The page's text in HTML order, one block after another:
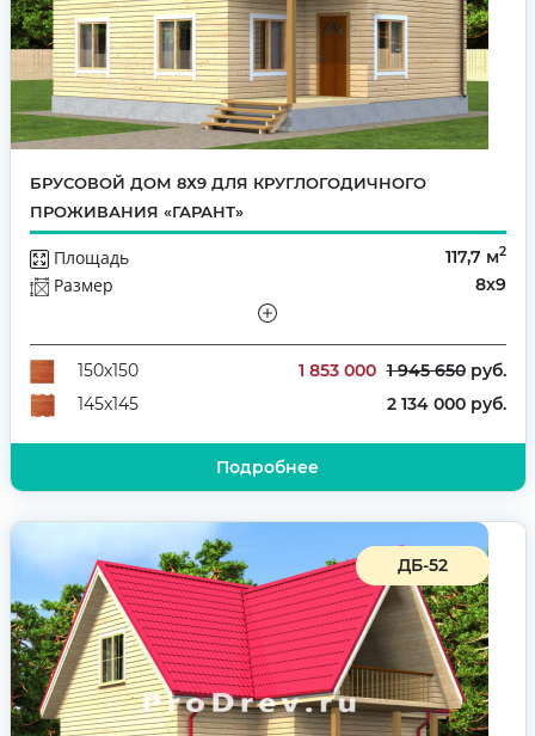
БРУСОВОЙ ДОМ 8Х9 ДЛЯ КРУГЛОГОДИЧНОГО
ПРОЖИВАНИЯ «ГАРАНТ»
Площадь 117,7 м2
Размер 8х9
Количество комнат
3
дом из бруса с верандой
150х150 1 853 000 1 945 650руб.
145х145
2 134 000 руб.
Подробнее
ДБ-52